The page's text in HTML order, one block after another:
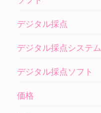
デジタル採点
デジタル採点システム
デジタル採点ソフト
価格